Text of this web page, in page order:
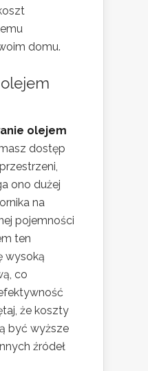
domu.
olejem
dostęp
ono dużej
na
pojemności
ten
wysoką
co
że koszty
być wyższe
źródeł